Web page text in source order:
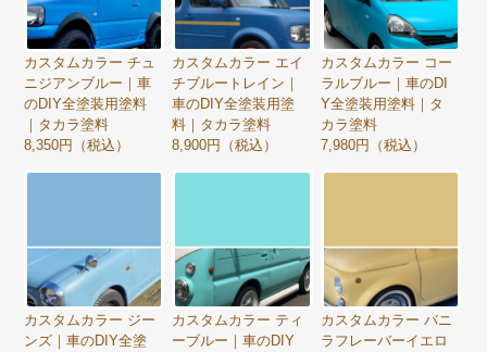
カスタムカラー チュ
ニジアンブルー｜車
のDIY全塗装用塗料
｜タカラ塗料
8,350円（税込）
カスタムカラー エイ
チブルートレイン｜
車のDIY全塗装用塗
料｜タカラ塗料
8,900円（税込）
カスタムカラー コー
ラルブルー｜車のDI
Y全塗装用塗料｜タ
カラ塗料
7,980円（税込）
カスタムカラー ジー
ンズ｜車のDIY全塗
カスタムカラー ティ
ーブルー｜車のDIY
カスタムカラー バニ
ラフレーバーイエロ